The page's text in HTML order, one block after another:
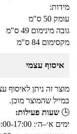
מידות:
עומק 50 ס"מ
גובה מינימום 49 ס"מ
מקסימום 84 ס"מ
איסוף עצמי
מוצר זה ניתן לאיסוף
במייל שהמוצר מוכן.
🕒 שעות פעילות:
ימים א׳–ה׳: 09:00-17:00